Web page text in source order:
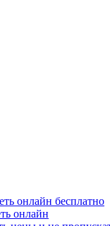
онлайн бесплатно
онлайн